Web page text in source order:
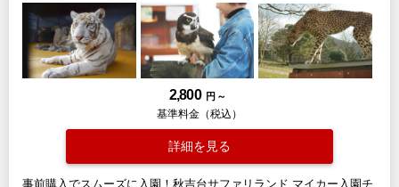
2,800 円 ～
基準料金（税込）
詳細を見る
事前購入でスムーズに入園！秋吉台サファリランド マイカー入園チ